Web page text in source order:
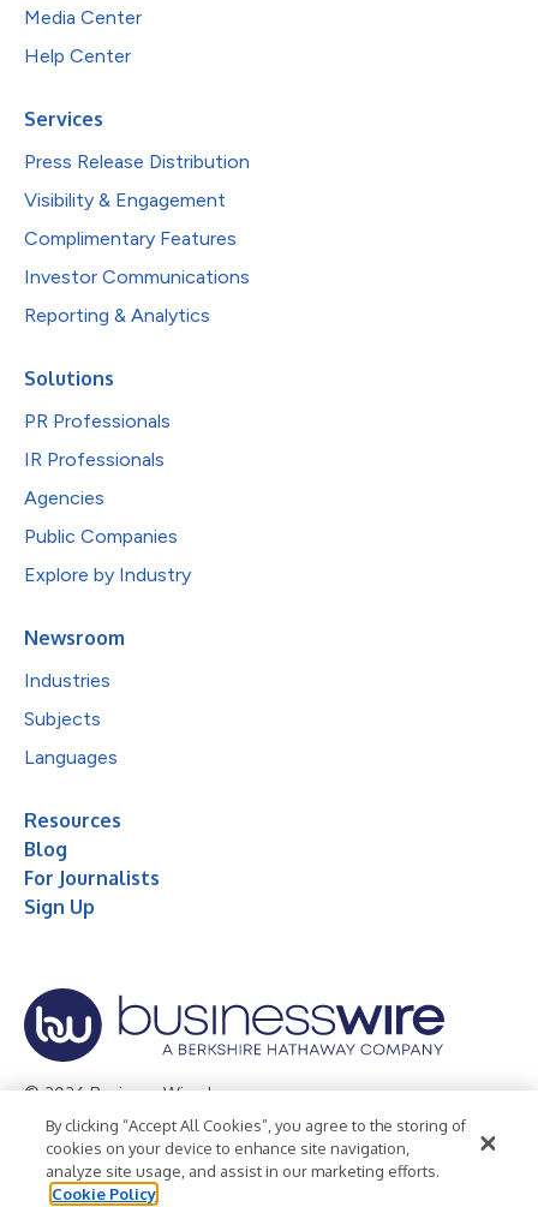
Media Center
Help Center
Services
Press Release Distribution
Visibility & Engagement
Complimentary Features
Investor Communications
Reporting & Analytics
Solutions
PR Professionals
IR Professionals
Agencies
Public Companies
Explore by Industry
Newsroom
Industries
Subjects
Languages
Resources
Blog
For Journalists
Sign Up
© 2026 Business Wire, Inc.
Privacy Policy Cookie Policy
Accessibility Statement
Terms of Use
Legal
By clicking “Accept All Cookies”, you agree to the storing of
cookies on your device to enhance site navigation,
analyze site usage, and assist in our marketing efforts.
Cookie Policy